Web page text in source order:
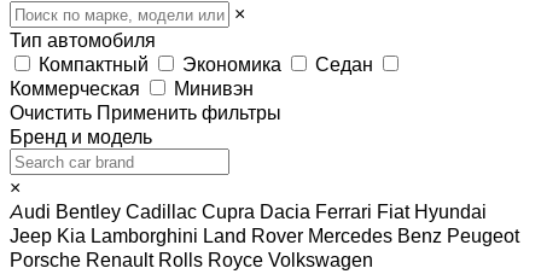
×
Тип автомобиля
Компактный
Экономика
Седан
Коммерческая
Минивэн
Очистить Применить фильтры
Бренд и модель
×
Audi Bentley Cadillac Cupra Dacia Ferrari Fiat Hyundai
Jeep Kia Lamborghini Land Rover Mercedes Benz Peugeot
Porsche Renault Rolls Royce Volkswagen